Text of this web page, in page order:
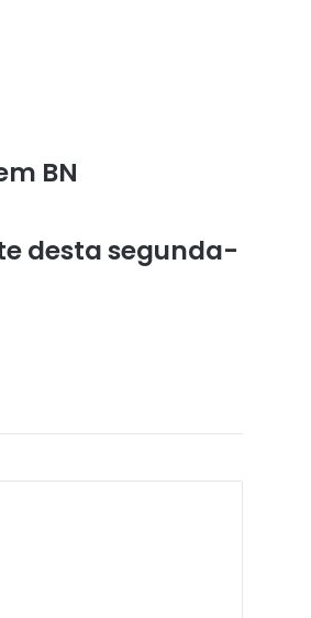
BN
desta segunda-